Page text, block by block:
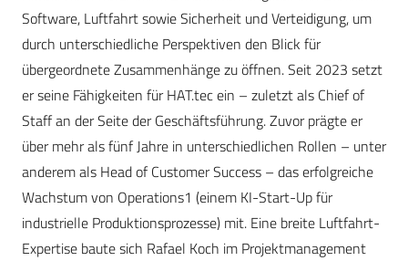
Software, Luftfahrt sowie Sicherheit und Verteidigung, um
durch unterschiedliche Perspektiven den Blick für
übergeordnete Zusammenhänge zu öffnen. Seit 2023 setzt
er seine Fähigkeiten für HAT.tec ein – zuletzt als Chief of
Staff an der Seite der Geschäftsführung. Zuvor prägte er
über mehr als fünf Jahre in unterschiedlichen Rollen – unter
anderem als Head of Customer Success – das erfolgreiche
Wachstum von Operations1 (einem KI-Start-Up für
industrielle Produktionsprozesse) mit. Eine breite Luftfahrt-
Expertise baute sich Rafael Koch im Projektmanagement